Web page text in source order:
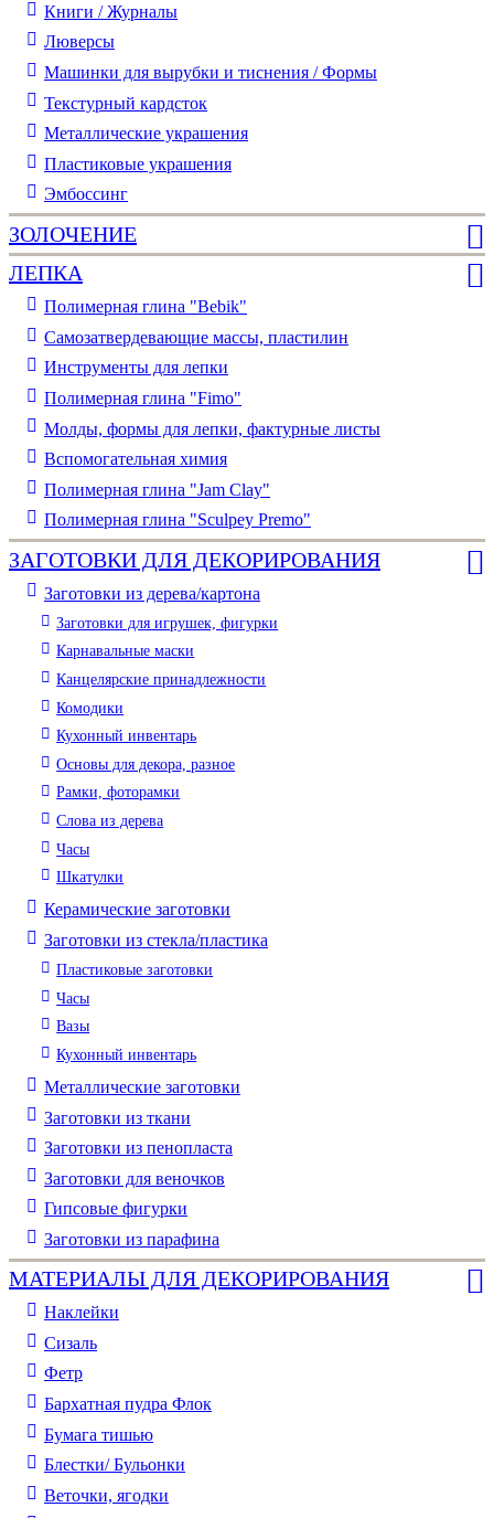
Книги / Журналы
Люверсы
Машинки для вырубки и тиснения / Формы
Текстурный кардсток
Металлические украшения
Пластиковые украшения
Эмбоссинг
ЗОЛОЧЕНИЕ
ЛЕПКА
Полимерная глина "Bebik"
Самозатвердевающие массы, пластилин
Инструменты для лепки
Полимерная глина "Fimo"
Молды, формы для лепки, фактурные листы
Вспомогательная химия
Полимерная глина "Jam Clay"
Полимерная глина "Sculpey Premo"
ЗАГОТОВКИ ДЛЯ ДЕКОРИРОВАНИЯ
Заготовки из дерева/картона
Заготовки для игрушек, фигурки
Карнавальные маски
Канцелярские принадлежности
Комодики
Кухонный инвентарь
Основы для декора, разное
Рамки, фоторамки
Слова из дерева
Часы
Шкатулки
Керамические заготовки
Заготовки из стекла/пластика
Пластиковые заготовки
Часы
Вазы
Кухонный инвентарь
Металлические заготовки
Заготовки из ткани
Заготовки из пенопласта
Заготовки для веночков
Гипсовые фигурки
Заготовки из парафина
МАТЕРИАЛЫ ДЛЯ ДЕКОРИРОВАНИЯ
Наклейки
Сизаль
Фетр
Бархатная пудра Флок
Бумага тишью
Блестки/ Бульонки
Веточки, ягодки